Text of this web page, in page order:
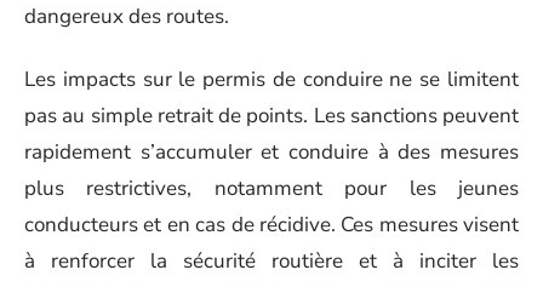
dangereux des routes.
Les impacts sur le permis de conduire ne se limitent
pas au simple retrait de points. Les sanctions peuvent
rapidement s’accumuler et conduire à des mesures
plus restrictives, notamment pour les jeunes
conducteurs et en cas de récidive. Ces mesures visent
à renforcer la sécurité routière et à inciter les